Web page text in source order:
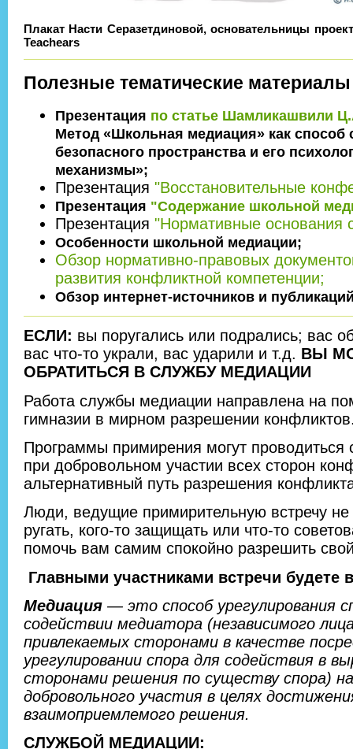
Плакат Насти Серазетдиновой, основательницы
Teachears
Полезные тематические материалы
Презентация по статье Шамликашвили
Метод «Школьная медиация» как способ
безопасного пространства и его
механизмы»;
Презентация "Восстановительные
Презентация "Содержание школьной
Презентация "Нормативные основания
Особенности школьной медиации;
Обзор нормативно-правовых
развития конфликтной компетенции;
Обзор интернет-источников и
ЕСЛИ: вы поругались или подрались; вас
вас что-то украли, вас ударили и т.д. ВЫ
ОБРАТИТЬСЯ В СЛУЖБУ МЕДИАЦИИ
Работа службы медиации направлена на
гимназии в мирном разрешении
Программы примирения могут проводиться
при добровольном участии всех сторон
альтернативный путь разрешения
Люди, ведущие примирительную встречу не
ругать, кого-то защищать или что-то
помочь вам самим спокойно разрешить
Главными участниками встречи будете
Медиация — это способ урегулирования
содействии медиатора (независимого
привлекаемых сторонами в качестве
урегулировании спора для содействия в
сторонами решения по существу спора)
добровольного участия в целях
взаимоприемлемого решения.
СЛУЖБОЙ МЕДИАЦИИ: